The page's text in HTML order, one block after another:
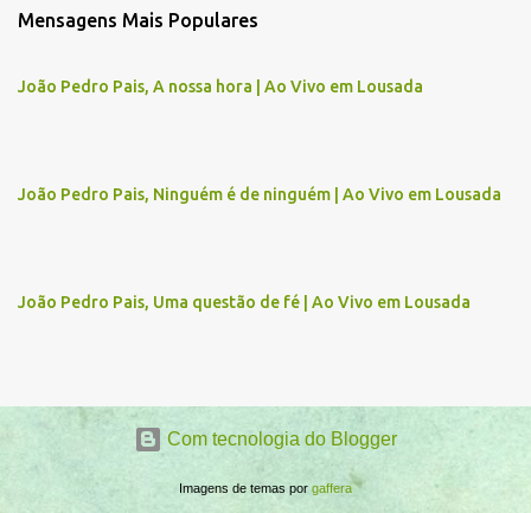
e
t
i
Mensagens Mais Populares
João Pedro Pais, A nossa hora | Ao Vivo em Lousada
João Pedro Pais, Ninguém é de ninguém | Ao Vivo em Lousada
João Pedro Pais, Uma questão de fé | Ao Vivo em Lousada
Com tecnologia do Blogger
Imagens de temas por gaffera